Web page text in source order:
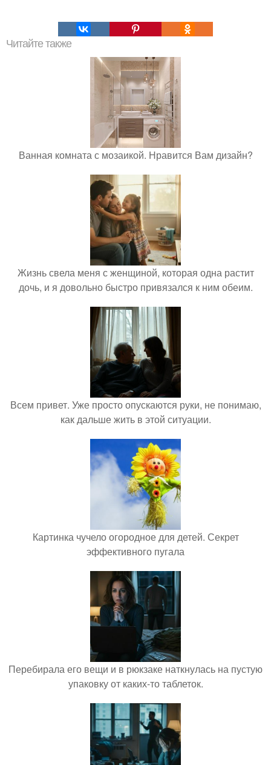
Читайте также
Ванная комната с мозаикой. Нравится Вам дизайн?
Жизнь свела меня с женщиной, которая одна растит
дочь, и я довольно быстро привязался к ним обеим.
Всем привет. Уже просто опускаются руки, не понимаю,
как дальше жить в этой ситуации.
Картинка чучело огородное для детей. Секрет
эффективного пугала
Перебирала его вещи и в рюкзаке наткнулась на пустую
упаковку от каких-то таблеток.